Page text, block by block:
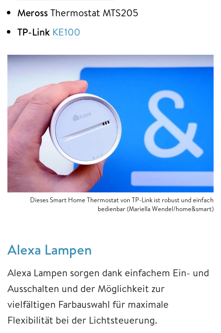
MerossThermostat MTS205
TP-Link KE100
Dieses Smart Home Thermostat von TP-Link ist robust und einfach
bedienbar (Mariella Wendel/home&smart)
Alexa Lampen
Alexa Lampen sorgen dank einfachem Ein- und
Ausschalten und der Möglichkeit zur
vielfältigen Farbauswahl für maximale
Flexibilität bei der Lichtsteuerung.